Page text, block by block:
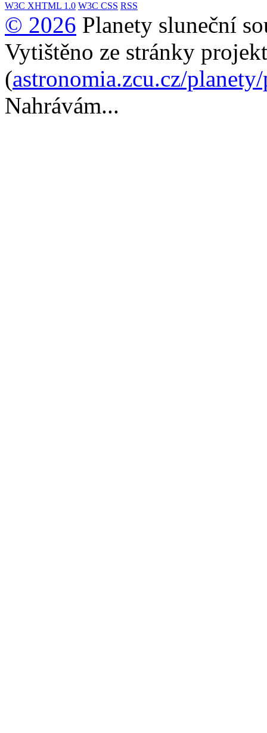
W3C XHTML 1.0 W3C CSS RSS
© 2026 Planety sluneční
Vytištěno ze stránky
(astronomia.zcu.cz/
Nahrávám...